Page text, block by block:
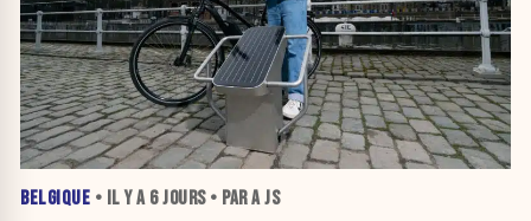
BELGIQUE • IL Y A 6 JOURS• PAR A JS